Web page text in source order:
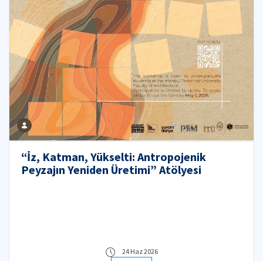
“İz, Katman, Yükselti: Antropojenik
Peyzajın Yeniden Üretimi” Atölyesi
24 Haz 2026